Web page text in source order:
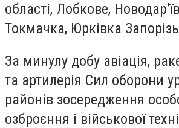
області, Лобкове,
Токмачка, Юрківка
За минулу добу авіація,
та артилерія Сил оборони
районів зосередження
озброєння і військової